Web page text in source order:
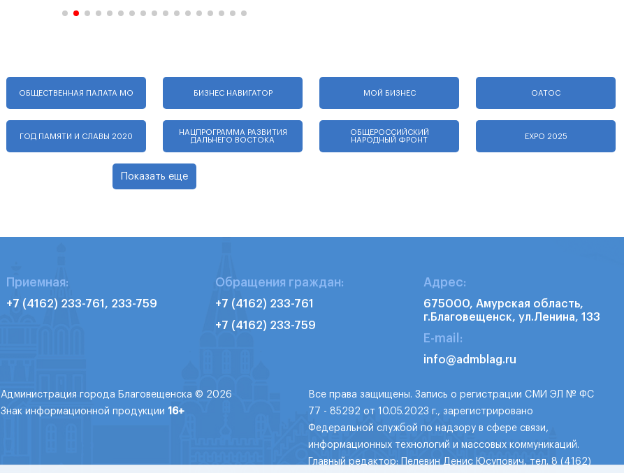
ОБЩЕСТВЕННАЯ ПАЛАТА МО БИЗНЕС НАВИГАТОР МОЙ БИЗНЕС ОАТОС
ГОД ПАМЯТИ И СЛАВЫ 2020
НАЦПРОГРАММА РАЗВИТИЯ
ДАЛЬНЕГО ВОСТОКА
ОБЩЕРОССИЙСКИЙ
НАРОДНЫЙ ФРОНТ
EXPO 2025
Показать еще
Приемная:
+7 (4162) 233-761, 233-759
Обращения граждан:
+7 (4162) 233-761
+7 (4162) 233-759
Адрес:
675000, Амурская область,
г.Благовещенск, ул.Ленина, 133
E-mail:
info@admblag.ru
Администрация города Благовещенска © 2026
Знак информационной продукции 16+
Все права защищены. Запись о регистрации СМИ ЭЛ № ФС
77 - 85292 от 10.05.2023 г., зарегистрировано
Федеральной службой по надзору в сфере связи,
информационных технологий и массовых коммуникаций.
Главный редактор: Пелевин Денис Юсупович, тел. 8 (4162)